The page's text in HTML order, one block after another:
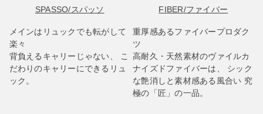
SPASSO/スパッソ
メインはリュックでも転がして
楽々
背負えるキャリーじゃない、 こ
だわりのキャリーにできるリュ
ック。
FIBER/ファイバー
重厚感あるファイバープロダク
ツ
高耐久・天然素材のヴァイルカ
ナイズドファイバーは、 シック
な艶消しと素材感ある風合い 究
極の「匠」の一品。